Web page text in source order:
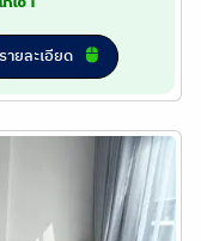
รายละเอียด